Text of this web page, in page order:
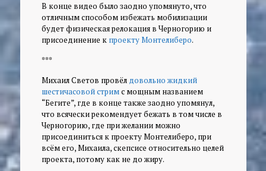
В конце видео было заодно упомянуто, что
отличным способом избежать мобилизации
будет физическая релокация в Черногорию и
присоединение к проекту Монтелиберо.
***
Михаил Светов провёл довольно жидкий
шестичасовой стримс мощным названием
“Бегите”, где в конце также заодно упомянул,
что всячески рекомендует бежать в том числе в
Черногорию, где при желании можно
присоединиться к проекту Монтелиберо, при
всём его, Михаила, скепсисе относительно целей
проекта, потому как не до жиру.